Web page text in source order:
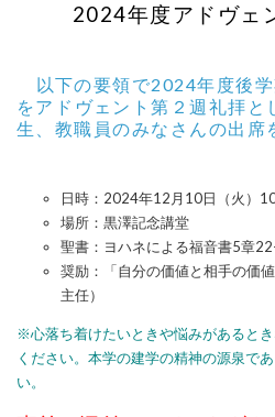
2024年度アドヴェ
以下の要領で2024年度後
をアド ヴェント第２週礼拝と
生、教職員のみなさんの出席
日時：2024年12月10日（火）
場所：黒澤記念講堂
聖書：ヨハネによる福音書5章
奨励：「自分の価値と相手の価
主任）
※心落ち着けたいときや悩みがあると
ください。本学の建学の精神の源泉で
い。